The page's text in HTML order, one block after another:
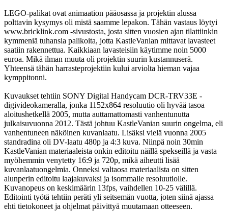
LEGO-palikat ovat animaation pääosassa ja projektin alussa
polttavin kysymys oli mistä saamme lepakon. Tähän vastaus löytyi
www.bricklink.com -sivustosta, josta sitten vuosien ajan tilattiinkin
kymmeniä tuhansia palikoita, jotta KastleVanian mittavat lavasteet
saatiin rakennettua. Kaikkiaan lavasteisiin käytimme noin 5000
euroa. Mikä ilman muuta oli projektin suurin kustannuserä.
Yhteensä tähän harrasteprojektiin kului arviolta hieman vajaa
kymppitonni.
Kuvaukset tehtiin SONY Digital Handycam DCR-TRV33E -
digivideokameralla, jonka 1152x864 resoluutio oli hyvää tasoa
aloitushetkellä 2005, mutta auttamattomasti vanhentunutta
julkaisuvuonna 2012. Tästä johtuu KastleVanian suurin ongelma, eli
vanhentuneen näköinen kuvanlaatu. Lisäksi vielä vuonna 2005
standradina oli DV-laatu 480p ja 4:3 kuva. Niinpä noin 30min
KastleVanian materiaaleista onkin editoitu näillä spekseillä ja vasta
myöhemmin venytetty 16:9 ja 720p, mikä aiheutti lisää
kuvanlaatuongelmia. Onneksi valtaosa materiaalista on sitten
alunperin editoitu laajakuvaksi ja isommalle resoluutiolle.
Kuvanopeus on keskimäärin 13fps, vaihdellen 10-25 välillä.
Editointi työtä tehtiin peräti yli seitsemän vuotta, joten siinä ajassa
ehti tietokoneet ja ohjelmat päivittyä muutamaan otteeseen.